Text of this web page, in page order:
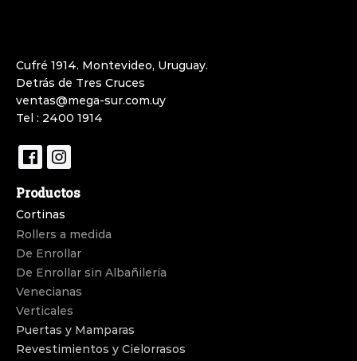
Cufré 1914. Montevideo, Uruguay.
Detrás de Tres Cruces
ventas@mega-sur.com.uy
Tel : 2400 1914
Productos
Cortinas
Rollers a medida
De Enrollar
De Enrollar sin Albañilería
Venecianas
Verticales
Puertas y Mamparas
Revestimientos y Cielorrasos